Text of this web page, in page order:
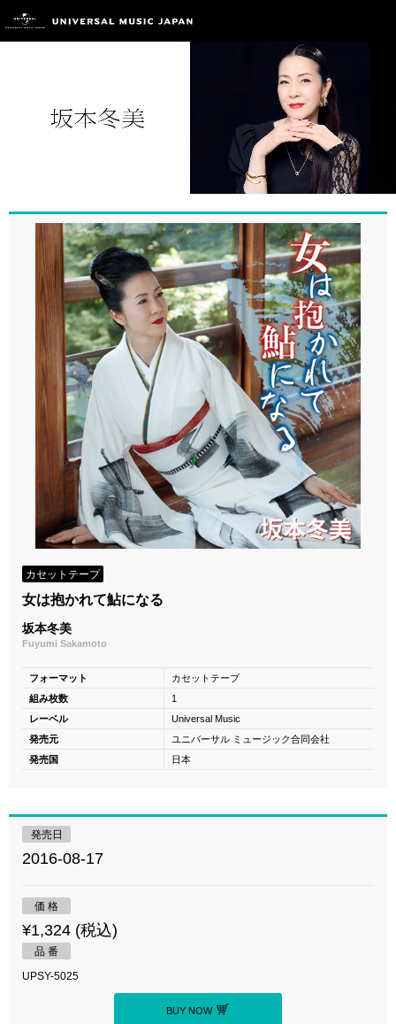
カセットテープ
女は抱かれて鮎になる
坂本冬美
Fuyumi Sakamoto
フォーマット
カセットテープ
組み枚数
1
レーベル
Universal Music
発売元
ユニバーサル ミュージック合同会社
発売国
日本
発売日
2016-08-17
価 格
¥1,324 (税込)
品 番
UPSY-5025
BUY NOW